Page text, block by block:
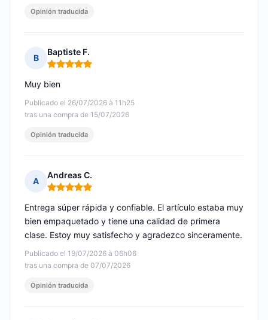
Opinión traducida
B
Baptiste F.
Nota: 5 de 5
Publicado el 26/07/2026 à 11h25
tras una compra de 15/07/2026
Muy bien
Opinión traducida
A
Andreas C.
Nota: 5 de 5
Publicado el 19/07/2026 à 06h06
tras una compra de 07/07/2026
Entrega súper rápida y confiable. El artículo estaba muy
bien empaquetado y tiene una calidad de primera
clase. Estoy muy satisfecho y agradezco sinceramente.
Opinión traducida